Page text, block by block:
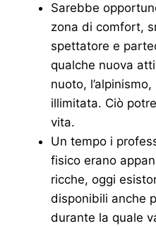
Sarebbe
zona di comfort,
spettatore e
qualche nuova
nuoto,
illimitata. Ciò
vita.
Un tempo i
fisico erano
ricche, oggi
disponibili anche
durante la quale